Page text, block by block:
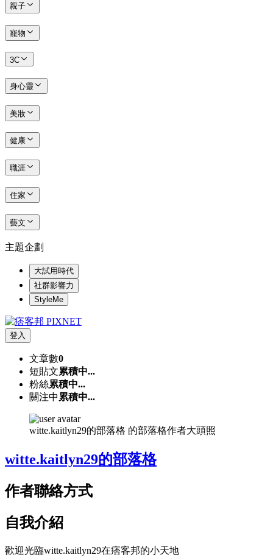
親子
寵物
3C
身心靈
美妝
健康
職涯
住家
藝文
主題企劃
大試用時代
社群影響力
StyleMe
登入
文章數0
短貼文累積中...
粉絲累積中...
關注中 累積中...
witte.kaitlyn29的部落格 的部落格作者大頭照
witte.kaitlyn29的部落格
作者聯絡方式
自我介紹
歡迎光臨witte.kaitlyn29在痞客邦的小天地